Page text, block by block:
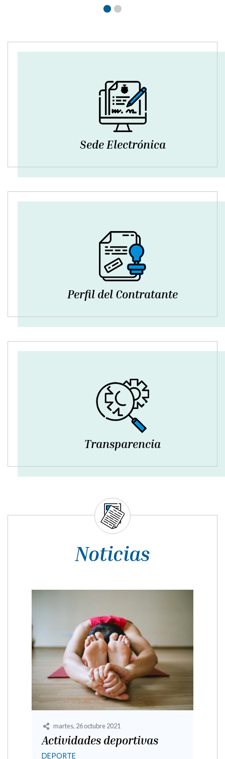
Sede Electrónica
Perfil del Contratante
Transparencia
Noticias
martes, 26 octubre 2021
Actividades deportivas
DEPORTE